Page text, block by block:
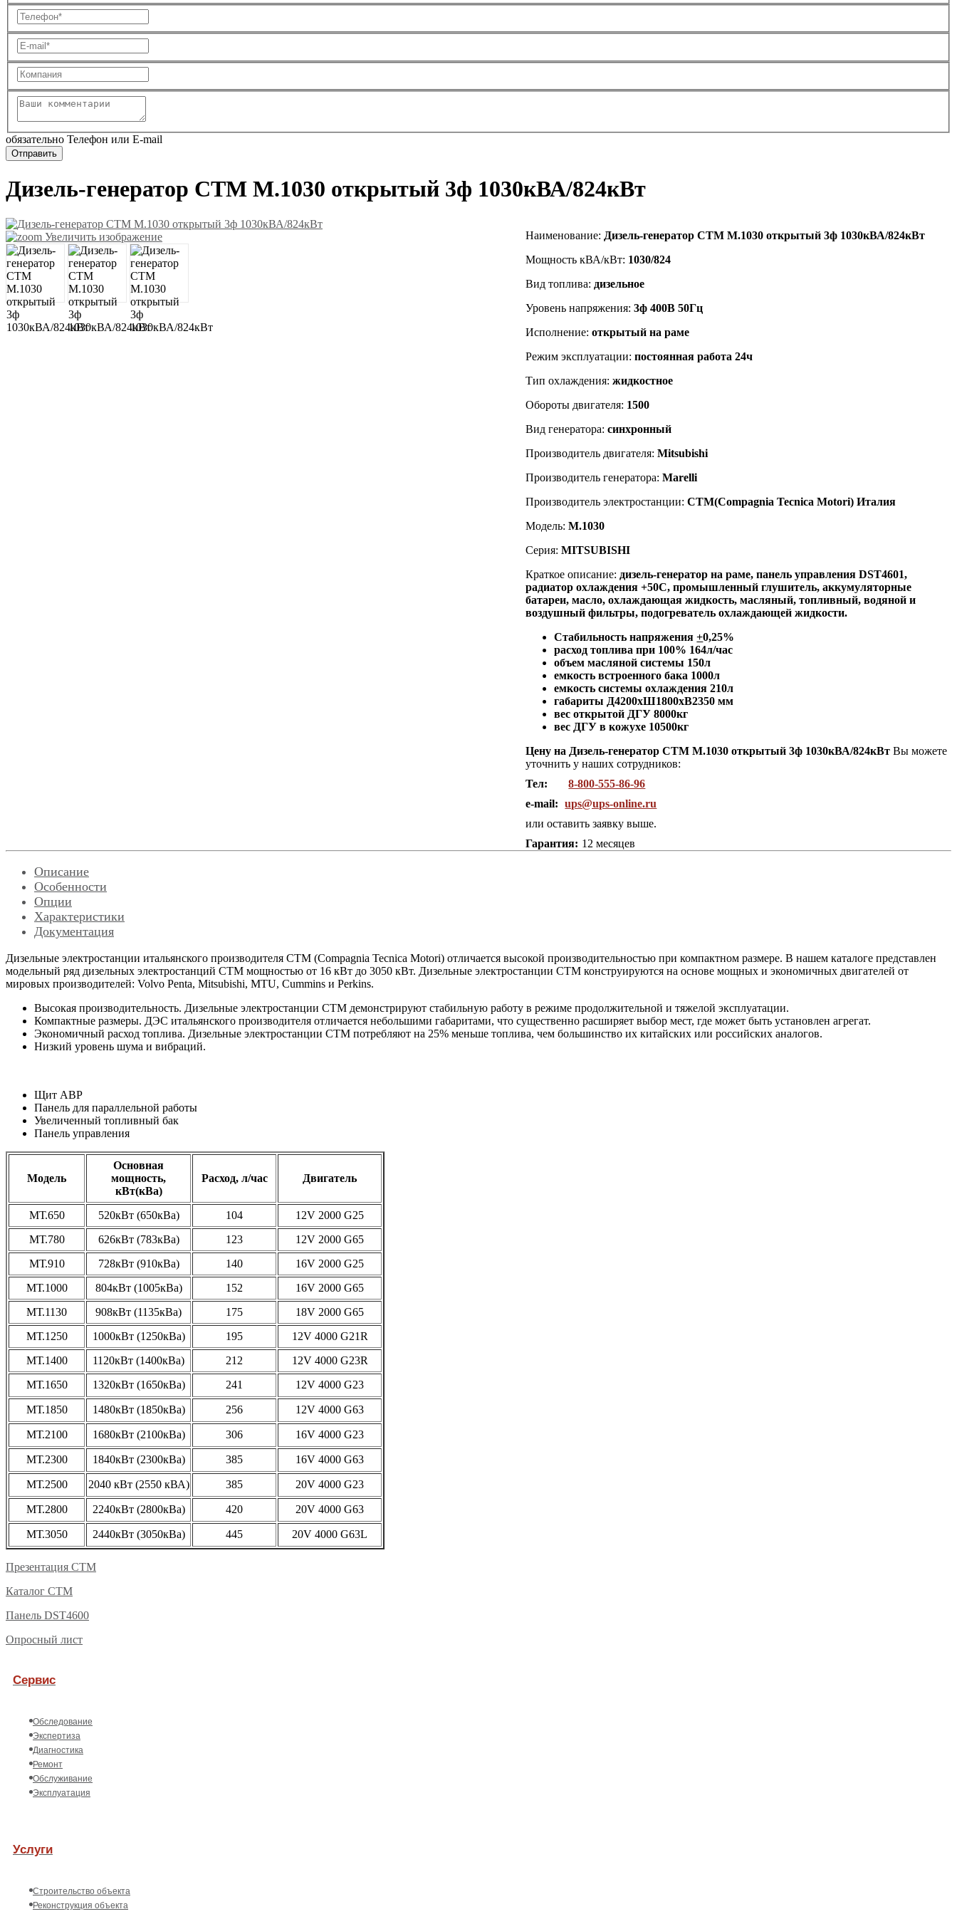
обязательно Телефон или E-mail
Дизель-генератор СТМ М.1030 открытый 3ф 1030кВА/824кВт
Увеличить изображение Наименование: Дизель-генератор CTM M.1030 открытый 3ф 1030кВА/824кВт
Мощность кВА/кВт: 1030/824
Вид топлива: дизельное
Уровень напряжения:3ф 400В 50Гц
Исполнение: открытый на раме
Режим эксплуатации:постоянная работа 24ч
Тип охлаждения:жидкостное
Обороты двигателя: 1500
Вид генератора:синхронный
Производитель двигателя:Mitsubishi
Производитель генератора:Marelli
Производитель электростанции:CTM(Compagnia Tecnica Motori) Италия
Модель:M.1030
Серия:MITSUBISHI
Краткое описание: дизель-генератор на раме, панель управления DST4601,
радиатор охлаждения +50C, промышленный глушитель, аккумуляторные
батареи, масло, охлаждающая жидкость, масляный, топливный, водяной и
воздушный фильтры, подогреватель охлаждающей жидкости.
Стабильность напряжения+0,25%
расход топлива при 100% 164л/час
объем масляной системы 150л
емкость встроенного бака 1000л
емкость системы охлаждения 210л
габариты Д4200хШ1800хВ2350 мм
вес открытой ДГУ 8000кг
вес ДГУ в кожухе 10500кг
Цену на Дизель-генератор СТМ М.1030 открытый 3ф 1030кВА/824кВтВы можете
уточнить у наших сотрудников:
Тел:
8-800-555-86-96
e-mail:
ups@ups-online.ru
или оставить заявку выше.
Гарантия: 12 месяцев
Описание
Особенности
Опции
Характеристики
Документация
Дизельные электростанции итальянского производителя СТМ (Compagnia Tecnica Motori) отличается высокой производительностью при компактном размере. В нашем каталоге представлен
модельный ряд дизельных электростанций СТМ мощностью от 16 кВт до 3050 кВт. Дизельные электростанции СТМ конструируются на основе мощных и экономичных двигателей от
мировых производителей: Volvo Penta, Mitsubishi, MTU, Cummins и Perkins.
Высокая производительность. Дизельные электростанции СТМ демонстрируют стабильную работу в режиме продолжительной и тяжелой эксплуатации.
Компактные размеры. ДЭС итальянского производителя отличается небольшими габаритами, что существенно расширяет выбор мест, где может быть установлен агрегат.
Экономичный расход топлива. Дизельные электростанции СТМ потребляют на 25% меньше топлива, чем большинство их китайских или российских аналогов.
Низкий уровень шума и вибраций.
Щит АВР
Панель для параллельной работы
Увеличенный топливный бак
Панель управления
Модель
Основная
мощность,
кВт(кВа)
Расход, л/час Двигатель
МТ.650 520кВт (650кВа) 104
12V 2000 G25
МТ.780
626кВт (783кВа) 123
12V 2000 G65
МТ.910
728кВт (910кВа) 140
16V 2000 G25
МТ.1000
804кВт (1005кВа) 152
16V 2000 G65
МТ.1130
908кВт (1135кВа) 175
18V 2000 G65
МТ.1250
1000кВт (1250кВа) 195
12V 4000 G21R
МТ.1400
1120кВт (1400кВа) 212
12V 4000 G23R
МТ.1650
1320кВт (1650кВа) 241 12V 4000 G23
МТ.1850 1480кВт (1850кВа) 256 12V 4000 G63
МТ.2100 1680кВт (2100кВа) 306 16V 4000 G23
МТ.2300 1840кВт (2300кВа) 385 16V 4000 G63
МТ.2500 2040 кВт (2550 кВА) 385 20V 4000 G23
МТ.2800 2240кВт (2800кВа) 420 20V 4000 G63
МТ.3050 2440кВт (3050кВа) 445 20V 4000 G63L
Презентация СТМ
Каталог СТМ
Панель DST4600
Опросный лист
Сервис
Обследование
Экспертиза
Диагностика
Ремонт
Обслуживание
Эксплуатация
Услуги
Строительство объекта
Реконструкция объекта